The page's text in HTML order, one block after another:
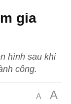
gia
hình sau khi
công.
A A